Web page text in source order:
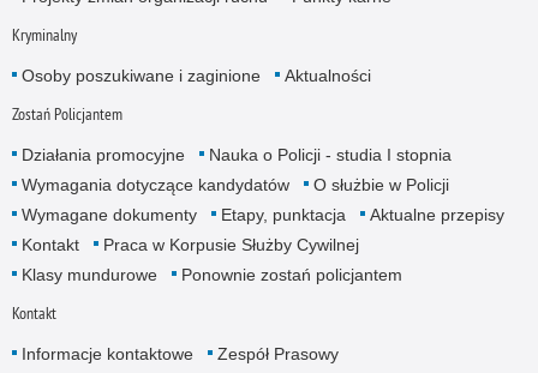
Kryminalny
Osoby poszukiwane i zaginione Aktualności
Zostań Policjantem
Działania promocyjne
Nauka o Policji - studia I stopnia
Wymagania dotyczące kandydatów
O służbie w Policji
Wymagane dokumenty
Etapy, punktacja
Aktualne przepisy
Kontakt
Praca w Korpusie Służby Cywilnej
Klasy mundurowe
Ponownie zostań policjantem
Kontakt
Informacje kontaktowe
Zespół Prasowy